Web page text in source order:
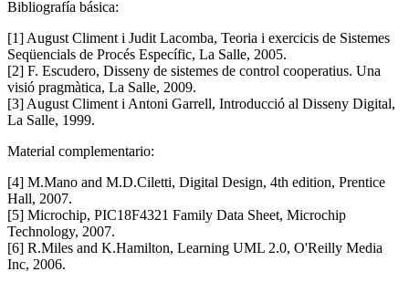
Bibliografía básica:
[1] August Climent i Judit Lacomba, Teoria i exercicis de Sistemes
Seqüencials de Procés Específic, La Salle, 2005.
[2] F. Escudero, Disseny de sistemes de control cooperatius. Una
visió pragmàtica, La Salle, 2009.
[3] August Climent i Antoni Garrell, Introducció al Disseny Digital,
La Salle, 1999.
Material complementario:
[4] M.Mano and M.D.Ciletti, Digital Design, 4th edition, Prentice
Hall, 2007.
[5] Microchip, PIC18F4321 Family Data Sheet, Microchip
Technology, 2007.
[6] R.Miles and K.Hamilton, Learning UML 2.0, O'Reilly Media
Inc, 2006.